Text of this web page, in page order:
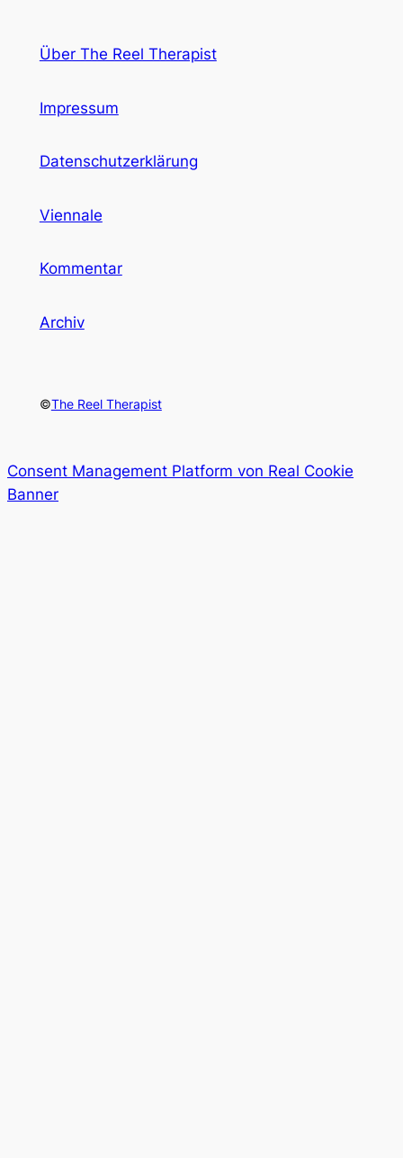
Über The Reel Therapist
Impressum
Datenschutzerklärung
Viennale
Kommentar
Archiv
©The Reel Therapist
Consent Management Platform von Real Cookie
Banner